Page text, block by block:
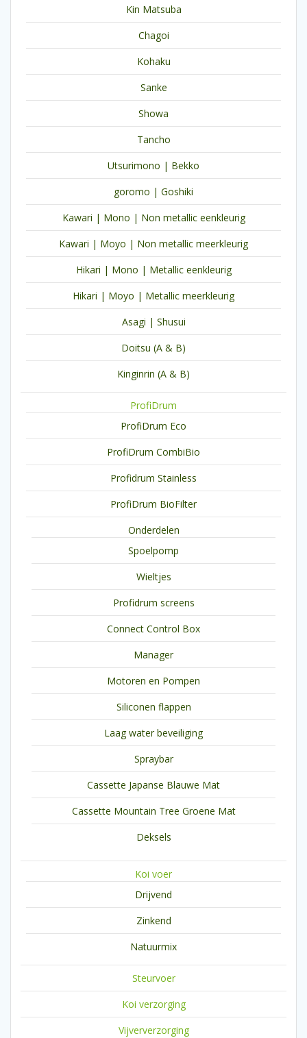
Kin Matsuba
Chagoi
Kohaku
Sanke
Showa
Tancho
Utsurimono | Bekko
goromo | Goshiki
Kawari | Mono | Non metallic eenkleurig
Kawari | Moyo | Non metallic meerkleurig
Hikari | Mono | Metallic eenkleurig
Hikari | Moyo | Metallic meerkleurig
Asagi | Shusui
Doitsu (A & B)
Kinginrin (A & B)
ProfiDrum
ProfiDrum Eco
ProfiDrum CombiBio
Profidrum Stainless
ProfiDrum BioFilter
Onderdelen
Spoelpomp
Wieltjes
Profidrum screens
Connect Control Box
Manager
Motoren en Pompen
Siliconen flappen
Laag water beveiliging
Spraybar
Cassette Japanse Blauwe Mat
Cassette Mountain Tree Groene Mat
Deksels
Koi voer
Drijvend
Zinkend
Natuurmix
Steurvoer
Koi verzorging
Vijververzorging